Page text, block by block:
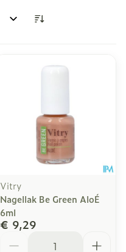
Vitry
Nagellak Be Green AloÉ
6ml
€ 9,29